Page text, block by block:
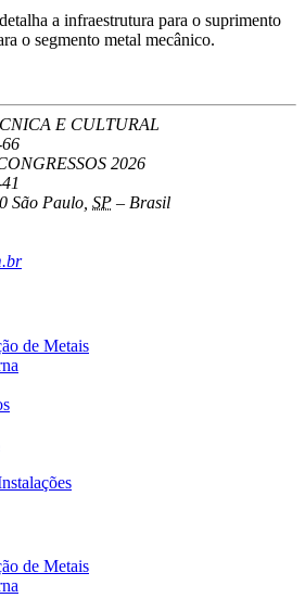
a infraestrutura para o suprimento
o segmento metal mecânico.
E CULTURAL
2026
São Paulo SP – Brasil
de Metais
de Metais